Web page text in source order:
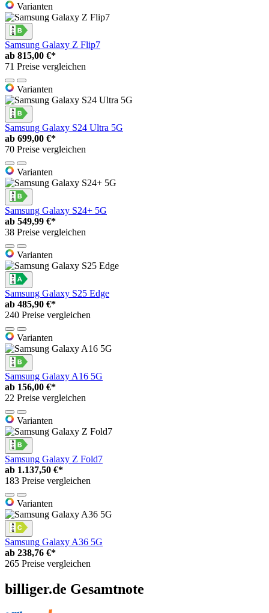
Varianten
Samsung Galaxy Z Flip7
ab 815,00 €*
71 Preise vergleichen
Varianten
Samsung Galaxy S24 Ultra 5G
ab 699,00 €*
70 Preise vergleichen
Varianten
Samsung Galaxy S24+ 5G
ab 549,99 €*
38 Preise vergleichen
Varianten
Samsung Galaxy S25 Edge
ab 485,90 €*
240 Preise vergleichen
Varianten
Samsung Galaxy A16 5G
ab 156,00 €*
22 Preise vergleichen
Varianten
Samsung Galaxy Z Fold7
ab 1.137,50 €*
183 Preise vergleichen
Varianten
Samsung Galaxy A36 5G
ab 238,76 €*
265 Preise vergleichen
billiger.de Gesamtnote